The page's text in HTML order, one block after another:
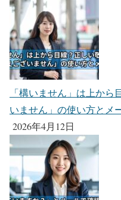
「構いません」は上か
いません」の使い方とメ
2026年4月12日